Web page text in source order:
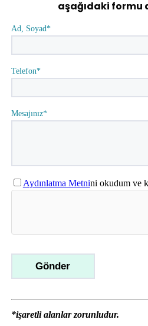
aşağıdaki formu
Ad, Soyad*
Telefon*
Mesajınız*
Aydınlatma Metnini okudum ve
*işaretli alanlar zorunludur.